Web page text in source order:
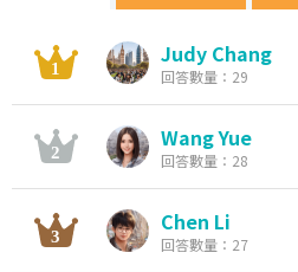
Judy Chang
回答數量：29
Wang Yue
回答數量：28
Chen Li
回答數量：27